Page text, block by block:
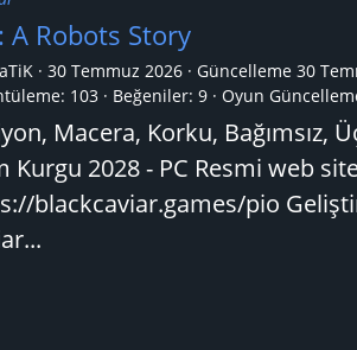
A Robots Story
30 Temmuz 2026 Güncelleme 30
103
Beğeniler: 9 Oyun
Macera, Korku, Bağımsız,
Kurgu 2028 - PC Resmi web
blackcaviar.games/pio